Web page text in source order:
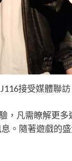
接受媒體聯
，凡需瞭解更
。隨著遊戲的